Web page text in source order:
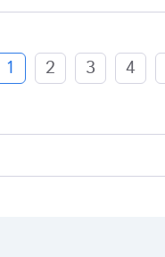
1 2 3 4